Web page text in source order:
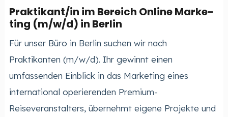
Prak­ti­kan­t/in im Be­reich On­line Mar­ke­
ting (m/w/d) in Berlin
Für unser Büro in Berlin suchen wir nach
Praktikanten (m/w/d). Ihr gewinnt einen
umfassenden Einblick in das Marketing eines
international operierenden Premium-
Reiseveranstalters, übernehmt eigene Projekte und